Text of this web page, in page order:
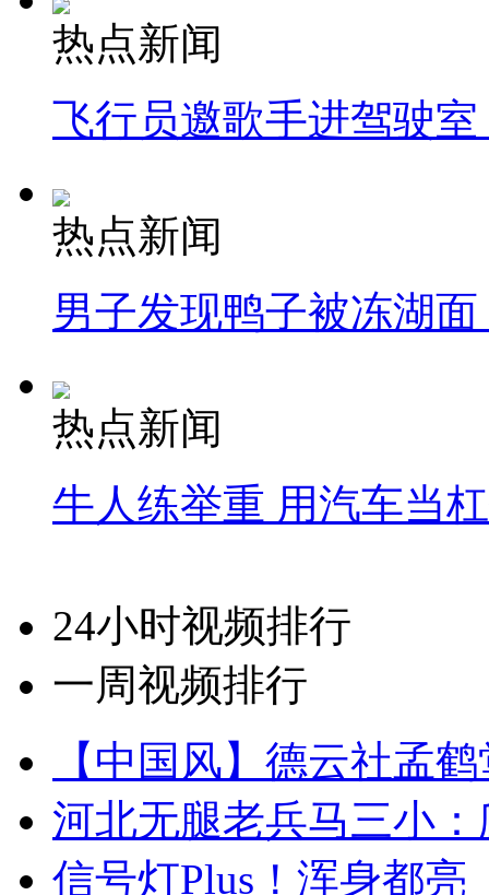
热点新闻
飞行员邀歌手进驾驶
热点新闻
男子发现鸭子被冻湖
热点新闻
牛人练举重 用汽车当
24小时视频排行
一周视频排行
【中国风】德云社孟
河北无腿老兵马三小
信号灯Plus！浑身都亮